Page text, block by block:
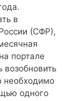
в
(СФР),
портале
возобновить
необходимо
одного